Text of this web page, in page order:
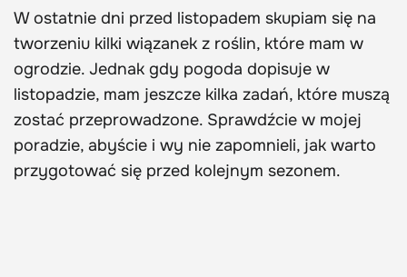
W ostatnie dni przed listopadem skupiam się na
tworzeniu kilki wiązanek z roślin, które mam w
ogrodzie. Jednak gdy pogoda dopisuje w
listopadzie, mam jeszcze kilka zadań, które muszą
zostać przeprowadzone. Sprawdźcie w mojej
poradzie, abyście i wy nie zapomnieli, jak warto
przygotować się przed kolejnym sezonem.